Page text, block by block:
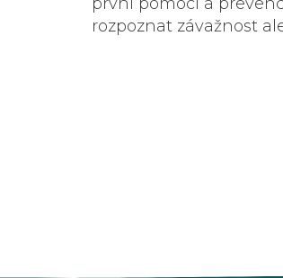
rozpoznat závažnost